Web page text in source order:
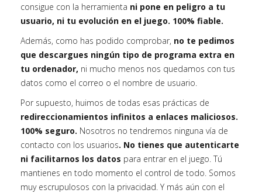
consigue con la herramienta ni pone en peligro a tu
usuario, ni tu evolución en el juego. 100% fiable.
Además, como has podido comprobar, no te pedimos
que descargues ningún tipo de programa extra en
tu ordenador, ni mucho menos nos quedamos con tus
datos como el correo o el nombre de usuario.
Por supuesto, huimos de todas esas prácticas de
redireccionamientos infinitos a enlaces maliciosos.
100% seguro. Nosotros no tendremos ninguna vía de
contacto con los usuarios. No tienes que autenticarte
ni facilitarnos los datos para entrar en el juego. Tú
mantienes en todo momento el control de todo. Somos
muy escrupulosos con la privacidad. Y más aún con el